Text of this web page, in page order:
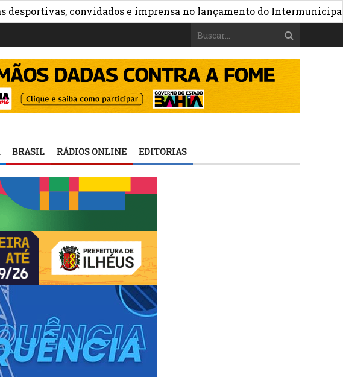
convidados e imprensa no lançamento do Intermunicipal 2026 »
BRASIL RÁDIOS ONLINE EDITORIAS